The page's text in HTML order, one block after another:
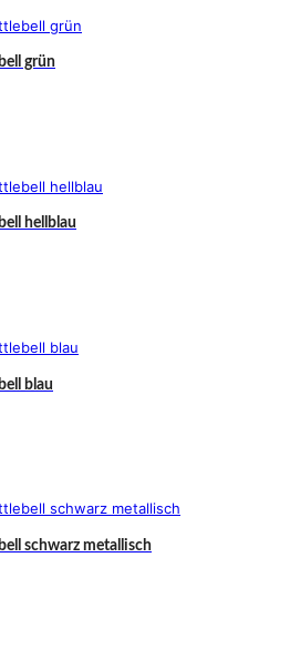
grün
hellblau
blau
schwarz metallisch